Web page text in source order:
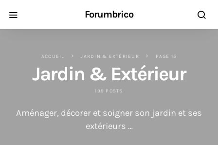
Forumbrico
ACCUEIL JARDIN & EXTÉRIEUR PAGE 15
Jardin & Extérieur
199 POSTS
Aménager, décorer et soigner son jardin et ses
extérieurs …